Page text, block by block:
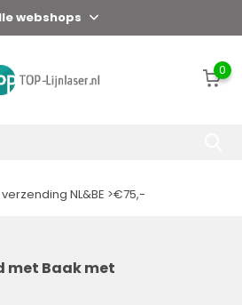
webshops
0
NL&BE >€75,-
met Baak met